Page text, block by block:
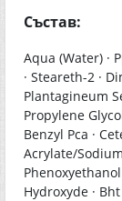
Състав:
Aqua (Water) ·
· Steareth-2 ·
Plantagineum
Propylene
Benzyl Pca ·
Acrylate/
Hydroxyde ·